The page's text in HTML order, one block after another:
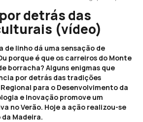
detrás das
(vídeo)
de linho dá uma sensação de
porque é que os carreiros do Monte
borracha? Alguns enigmas que
por detrás das tradições
para o Desenvolvimento da
e Inovação promove um
no Verão. Hoje a ação realizou-se
Madeira.